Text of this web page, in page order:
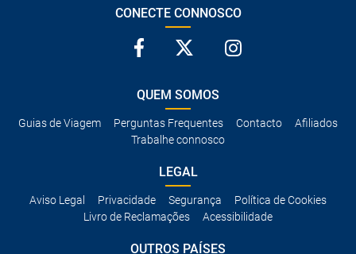
CONECTE CONNOSCO
QUEM SOMOS
Guias de Viagem Perguntas Frequentes Contacto
Afiliados
Trabalhe connosco
LEGAL
Aviso Legal Privacidade Segurança
Política de Cookies
Livro de Reclamações
Acessibilidade
OUTROS PAÍSES